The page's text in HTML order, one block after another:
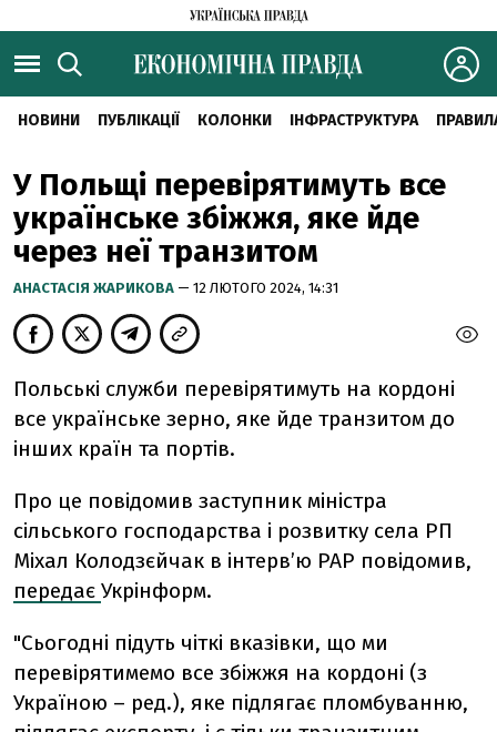
НОВИНИ ПУБЛІКАЦІЇ КОЛОНКИ ІНФРАСТРУКТУРА
У Польщі перевірятимуть все
українське збіжжя, яке йде
через неї транзитом
АНАСТАСІЯ ЖАРИКОВА — 12 ЛЮТОГО 2024, 14:31
Польські служби перевірятимуть на кордоні
все українське зерно, яке йде транзитом до
інших країн та портів.
Про це повідомив заступник міністра
сільського господарства і розвитку села РП
Міхал Колодзєйчак в інтерв’ю PAP повідомив,
передає Укрінформ.
"Сьогодні підуть чіткі вказівки, що ми
перевірятимемо все збіжжя на кордоні (з
Україною – ред.), яке підлягає пломбуванню,